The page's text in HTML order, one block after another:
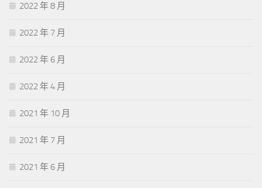
2022 年 8 月
2022 年 7 月
2022 年 6 月
2022 年 4 月
2021 年 10 月
2021 年 7 月
2021 年 6 月